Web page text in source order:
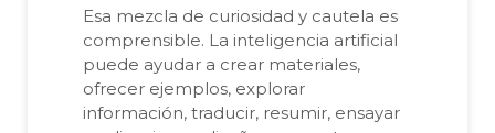
Esa mezcla de curiosidad y cautela es
comprensible. La inteligencia artificial
puede ayudar a crear materiales,
ofrecer ejemplos, explorar
información, traducir, resumir, ensayar